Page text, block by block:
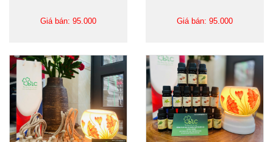
Giá bán: 95.000 Giá bán: 95.000